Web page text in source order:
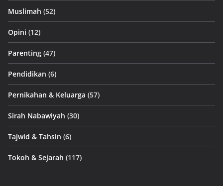
Muslimah (52)
Opini (12)
Parenting (47)
Pendidikan (6)
Pernikahan & Keluarga (57)
Sirah Nabawiyah (30)
Tajwid & Tahsin (6)
Tokoh & Sejarah (117)